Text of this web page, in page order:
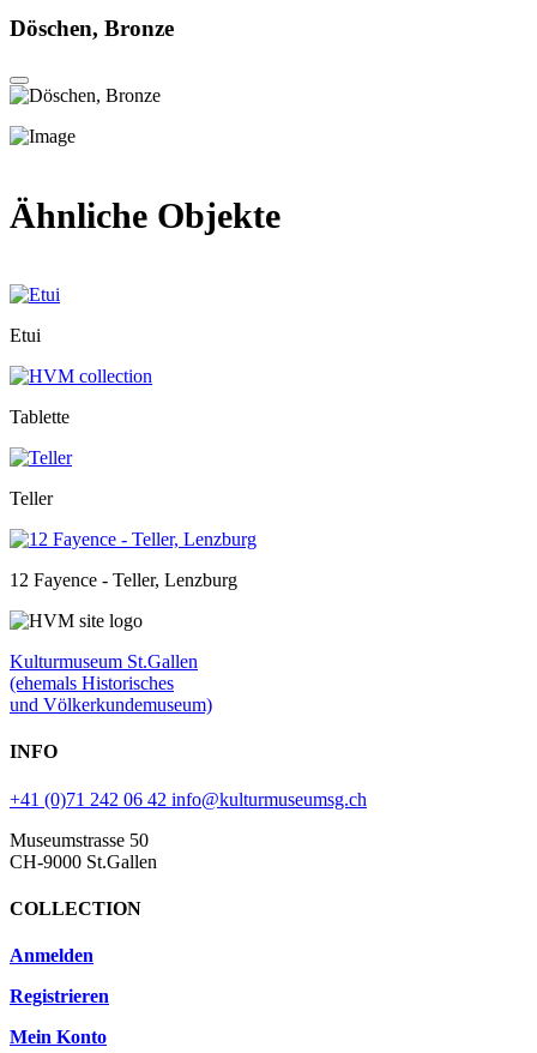
Döschen, Bronze
Ähnliche Objekte
Etui
Tablette
Teller
12 Fayence - Teller, Lenzburg
Kulturmuseum St.Gallen
(ehemals Historisches
und Völkerkundemuseum)
INFO
+41 (0)71 242 06 42 info@kulturmuseumsg.ch
Museumstrasse 50
CH-9000 St.Gallen
COLLECTION
Anmelden
Registrieren
Mein Konto